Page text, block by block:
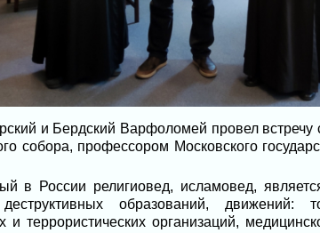
и Бердский Варфоломей провел встречу
собора, профессором Московского
в России религиовед, исламовед,
образований, движений:
и террористических организаций,